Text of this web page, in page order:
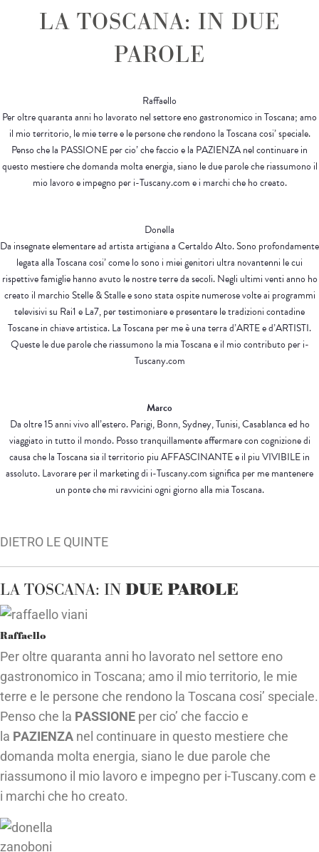
LA TOSCANA: IN DUE
PAROLE
Raffaello
Per oltre quaranta anni ho lavorato nel settore eno gastronomico in Toscana; amo
il mio territorio, le mie terre e le persone che rendono la Toscana cosi’ speciale.
Penso che la PASSIONE per cio’ che faccio e la PAZIENZA nel continuare in
questo mestiere che domanda molta energia, siano le due parole che riassumono il
mio lavoro e impegno per i-Tuscany.com e i marchi che ho creato.
Donella
Da insegnate elementare ad artista artigiana a Certaldo Alto. Sono profondamente
legata alla Toscana cosi’ come lo sono i miei genitori ultra novantenni le cui
rispettive famiglie hanno avuto le nostre terre da secoli. Negli ultimi venti anno ho
creato il marchio Stelle & Stalle e sono stata ospite numerose volte ai programmi
televisivi su Rai1 e La7, per testimoniare e presentare le tradizioni contadine
Toscane in chiave artistica. La Toscana per me è una terra d’ARTE e d’ARTISTI.
Queste le due parole che riassumono la mia Toscana e il mio contributo per i-
Tuscany.com
Marco
Da oltre 15 anni vivo all’estero. Parigi, Bonn, Sydney, Tunisi, Casablanca ed ho
viaggiato in tutto il mondo. Posso tranquillamente affermare con cognizione di
causa che la Toscana sia il territorio piu AFFASCINANTE e il piu VIVIBILE in
assoluto. Lavorare per il marketing di i-Tuscany.com significa per me mantenere
un ponte che mi ravvicini ogni giorno alla mia Toscana.
DIETRO LE QUINTE
LA TOSCANA: IN DUE PAROLE
Raffaello
Per oltre quaranta anni ho lavorato nel settore eno
gastronomico in Toscana; amo il mio territorio, le mie
terre e le persone che rendono la Toscana cosi’ speciale.
Penso che la PASSIONE per cio’ che faccio e
la PAZIENZA nel continuare in questo mestiere che
domanda molta energia, siano le due parole che
riassumono il mio lavoro e impegno per i-Tuscany.com e
i marchi che ho creato.